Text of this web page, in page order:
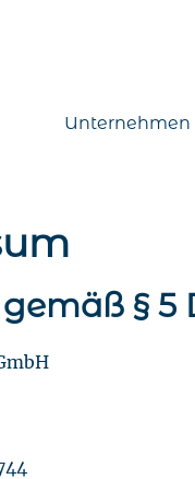
Unternehmen
§ 5